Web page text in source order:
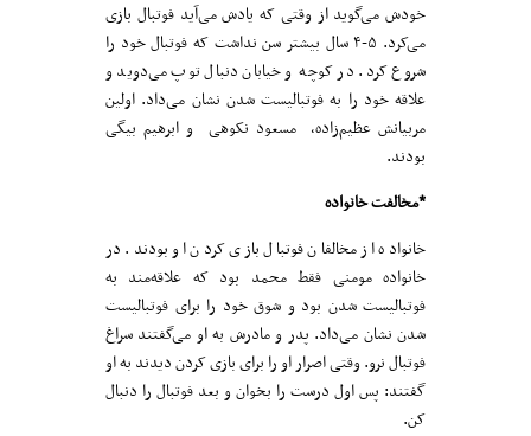
خودش می‌گوید از وقتی که یادش می‌آید فوتبال بازی
می‌کرد. ۵-۴ سال بیشتر سن نداشت که فوتبال خود را
شروع کرد. در کوچه و خیابان دنبال توپ می‌دوید و
علاقه خود را به فوتبالیست شدن نشان می‌داد. اولین
مربیانش عظیم‌زاده، مسعود نکوهی و ابرهیم بیگی
بودند.
*مخالفت خانواده
خانواده از مخالفان فوتبال بازی کردن او بودند. در
خانواده مومنی فقط محمد بود که علاقه‌مند به
فوتبالیست شدن بود و شوق خود را برای فوتبالیست
شدن نشان می‌داد. پدر و مادرش به او می‌گفتند سراغ
فوتبال نرو. وقتی اصرار او را برای بازی کردن دیدند به او
گفتند: پس اول درست را بخوان و بعد فوتبال را دنبال
کن.